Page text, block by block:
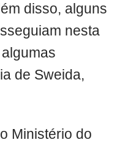
disso, alguns
nesta
de Sweida,
Ministério do